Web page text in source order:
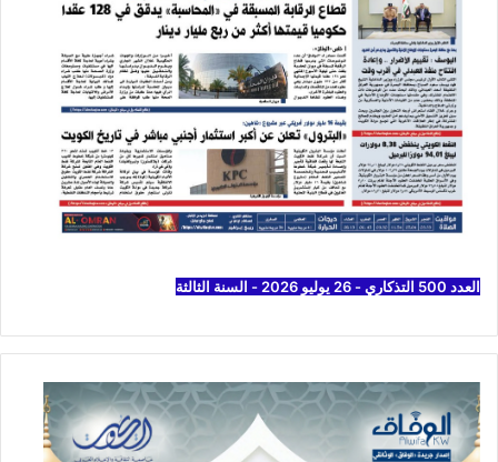
العدد 500 التذكاري - 26 يوليو 2026 - السنة الثالثة